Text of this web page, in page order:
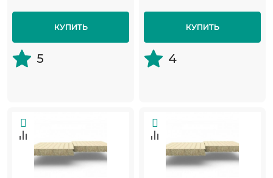
КУПИТЬ
5
КУПИТЬ
4